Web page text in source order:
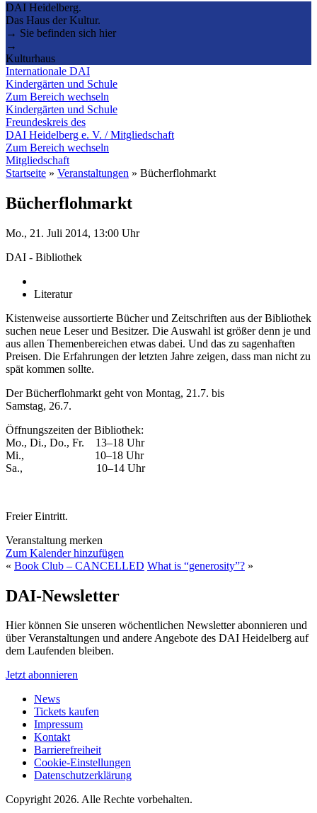
DAI Heidelberg.
Das Haus der Kultur.
→ Sie befinden sich hier
→
Kulturhaus
Internationale DAI
Kindergärten und Schule
Zum Bereich wechseln
Kindergärten und Schule
Freundeskreis des
DAI Heidelberg e. V. / Mitgliedschaft
Zum Bereich wechseln
Mitgliedschaft
Startseite » Veranstaltungen » Bücherflohmarkt
Bücherflohmarkt
Mo., 21. Juli 2014, 13:00 Uhr
DAI - Bibliothek
Literatur
Kistenweise aussortierte Bücher und Zeitschriften aus der Bibliothek
suchen neue Leser und Besitzer. Die Auswahl ist größer denn je und
aus allen Themenbereichen etwas dabei. Und das zu sagenhaften
Preisen. Die Erfahrungen der letzten Jahre zeigen, dass man nicht zu
spät kommen sollte.
Der Bücherflohmarkt geht von Montag, 21.7. bis
Samstag, 26.7.
Öffnungszeiten der Bibliothek:
Mo., Di., Do., Fr. 13–18 Uhr
Mi., 10–18 Uhr
Sa., 10–14 Uhr
Freier Eintritt.
Veranstaltung merken
Zum Kalender hinzufügen
« Book Club – CANCELLED What is “generosity”? »
DAI-Newsletter
Hier können Sie unseren wöchentlichen Newsletter abonnieren und
über Veranstaltungen und andere Angebote des DAI Heidelberg auf
dem Laufenden bleiben.
Jetzt abonnieren
News
Tickets kaufen
Impressum
Kontakt
Barrierefreiheit
Cookie-Einstellungen
Datenschutzerklärung
Copyright 2026. Alle Rechte vorbehalten.